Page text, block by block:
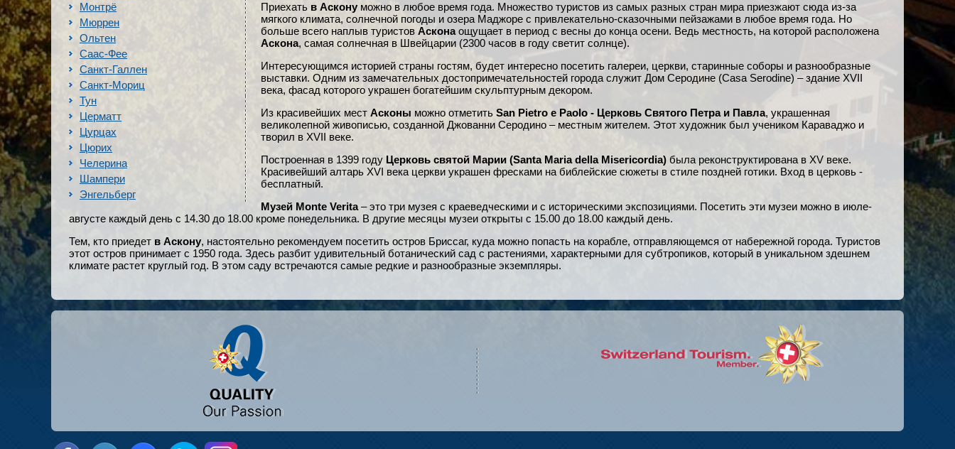
Монтрё
Мюррен
Ольтен
Саас-Фее
Санкт-Галлен
Санкт-Мориц
Тун
Церматт
Цурцах
Цюрих
Челерина
Шампери
Энгельберг
Приехать в Асконуможно в любое время года. Множество туристов из самых разных стран мира приезжают сюда из-за
мягкого климата, солнечной погоды и озера Маджоре с привлекательно-сказочными пейзажами в любое время года. Но
больше всего наплыв туристов Асконаощущает в период с весны до конца осени. Ведь местность, на которой расположена
Аскона, самая солнечная в Швейцарии (2300 часов в году светит солнце).
Интересующимся историей страны гостям, будет интересно посетить галереи, церкви, старинные соборы и разнообразные
выставки. Одним из замечательных достопримечательностей города служит Дом Серодине (Casa Serodine) – здание XVII
века, фасад которого украшен богатейшим скульптурным декором.
Из красивейших мест Асконы можно отметить San Pietro e Paolo - Церковь Святого Петра и Павла, украшенная
великолепной живописью, созданной Джованни Серодино – местным жителем. Этот художник был учеником Караваджо и
творил в XVII веке.
Построенная в 1399 году Церковь святой Марии (Santa Maria della Misericordia) была реконструктирована в XV веке.
Красивейший алтарь XVI века церкви украшен фресками на библейские сюжеты в стиле поздней готики. Вход в церковь -
бесплатный.
Музей Monte Verita– это три музея с краеведческими и с историческими экспозициями. Посетить эти музеи можно в июле-
августе каждый день с 14.30 до 18.00 кроме понедельника. В другие месяцы музеи открыты с 15.00 до 18.00 каждый день.
Тем, кто приедет в Аскону, настоятельно рекомендуем посетить остров Бриссаг, куда можно попасть на корабле, отправляющемся от набережной города. Туристов
этот остров принимает с 1950 года. Здесь разбит удивительный ботанический сад с растениями, характерными для субтропиков, который в уникальном здешнем
климате растет круглый год. В этом саду встречаются самые редкие и разнообразные экземпляры.